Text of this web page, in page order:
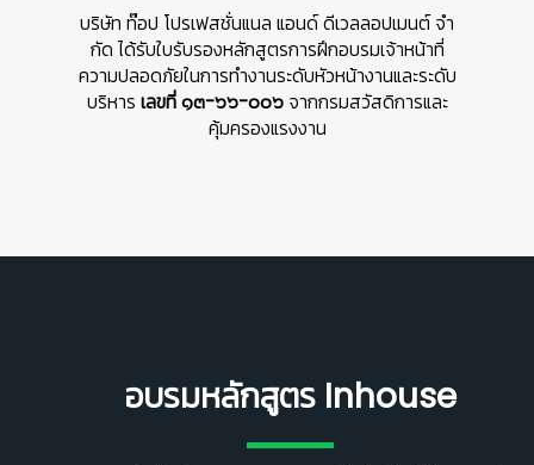
บริษัท ท๊อป โปรเฟสชั่นแนล แอนด์ ดีเวลลอปเมนต์ จํา
กัด ได้รับใบรับรองหลักสูตรการฝึกอบรมเจ้าหน้าที่
ความปลอดภัยในการทำงานระดับหัวหน้างานและระดับ
บริหาร เลขที่ ๑๓-๖๖-๐๐๖ จากกรมสวัสดิการและ
คุ้มครองแรงงาน
อบรมหลักสูตร Inhouse